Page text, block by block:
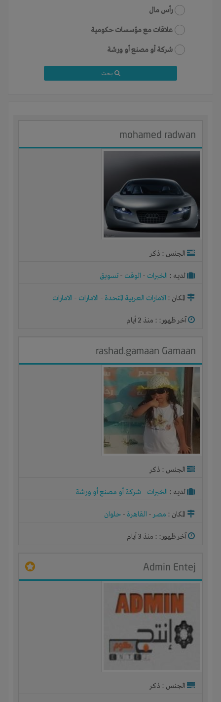
رأس مال
علاقات مع مؤسسات حكومية
شركة أو مصنع أو ورشة
mohamed radwan
الجنس : ذكر
لديـه : الخبرات - الوقت - تسويق
المكان : الامارات العربية المتحدة - الامارات - الامارات
آخر ظهور: : منذ 2 أيام
rashad.gamaan Gamaan
الجنس : ذكر
لديـه : الخبرات - شركة أو مصنع أو ورشة
المكان : مصر- القاهرة - حلوان
آخر ظهور: : منذ 3 أيام
Admin Entej
الجنس : ذكر